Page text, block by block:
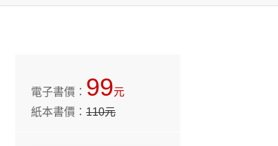
電子書價： 99元
紙本書價：110元